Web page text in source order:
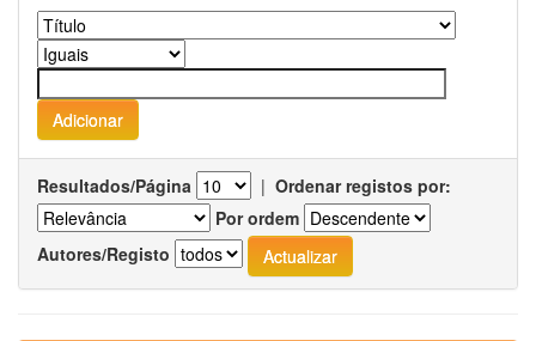
Resultados/Página | Ordenar registos por:
Por ordem
Autores/Registo